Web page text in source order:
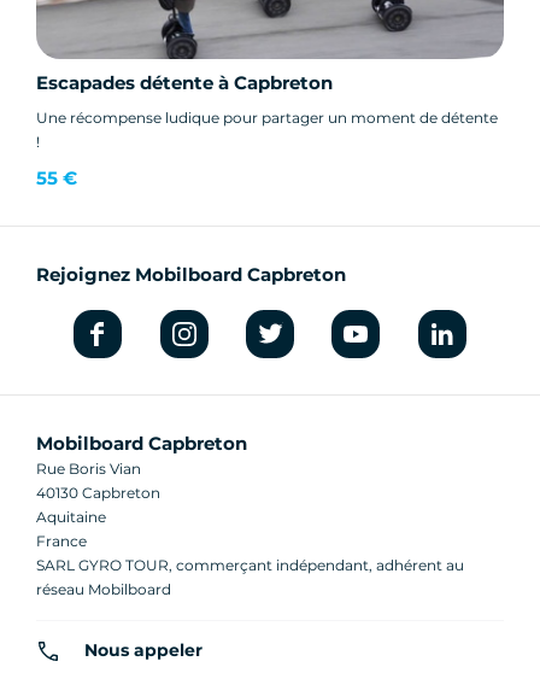
Escapades détente à Capbreton
Une récompense ludique pour partager un moment de détente
!
55 €
Rejoignez Mobilboard Capbreton
Mobilboard Capbreton
Rue Boris Vian
40130 Capbreton
Aquitaine
France
SARL GYRO TOUR, commerçant indépendant, adhérent au
réseau Mobilboard
Nous appeler